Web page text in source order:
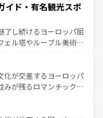
ない旅をしてみよう！
フラメンコ、熱気あふ
生活の一部となってい
雰囲気や、バルセロナの
は古代ローマ遺跡や中世
なるスペインはその個
人を魅了する。 なお、新着のスペイン情報は コ
イド・有名観光スポ
了し続けるヨーロッパ屈
ェル塔やルーブル美術館
麗な宮殿、歴史的な大
な自然が、訪れる者を心
美食の国としても知ら
ンス、プロヴァンスの
化が交差するヨーロッパ
みが残るロマンチック街
飽きることがない。ベ